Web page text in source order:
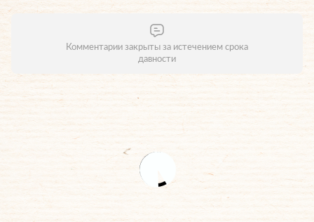
Комментарии закрыты за истечением срока
давности